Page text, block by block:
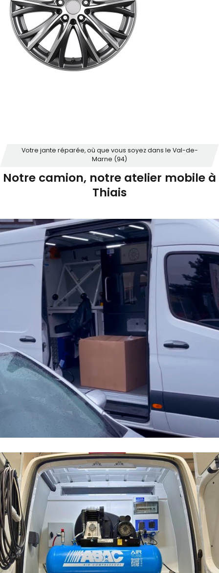
Notre camion, notre atelier mobile à
Thiais
Votre jante réparée, où que vous soyez dans le Val-de-
Marne (94)